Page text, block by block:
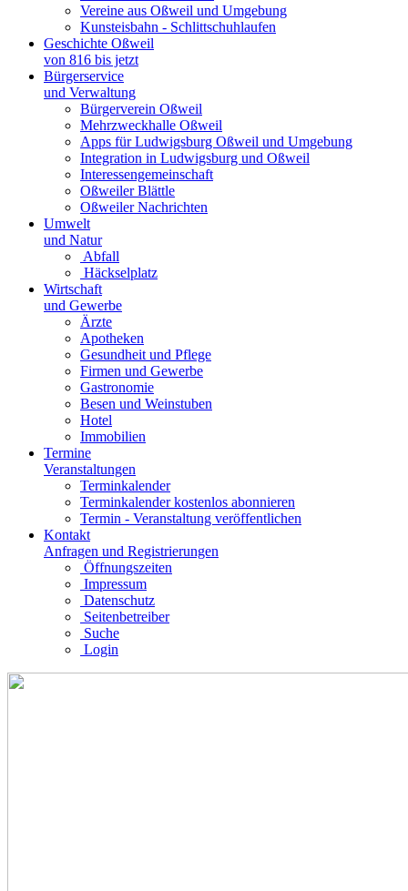
Vereine aus Oßweil und Umgebung
Kunsteisbahn - Schlittschuhlaufen
Geschichte Oßweil
von 816 bis jetzt
Bürgerservice
und Verwaltung
Bürgerverein Oßweil
Mehrzweckhalle Oßweil
Apps für Ludwigsburg Oßweil und Umgebung
Integration in Ludwigsburg und Oßweil
Interessengemeinschaft
Oßweiler Blättle
Oßweiler Nachrichten
Umwelt
und Natur
Abfall
Häckselplatz
Wirtschaft
und Gewerbe
Ärzte
Apotheken
Gesundheit und Pflege
Firmen und Gewerbe
Gastronomie
Besen und Weinstuben
Hotel
Immobilien
Termine
Veranstaltungen
Terminkalender
Terminkalender kostenlos abonnieren
Termin - Veranstaltung veröffentlichen
Kontakt
Anfragen und Registrierungen
Öffnungszeiten
Impressum
Datenschutz
Seitenbetreiber
Suche
Login